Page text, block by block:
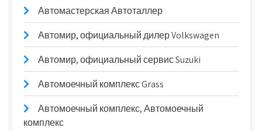
Автомастерская Автоталлер
Автомир, официальный дилер Volkswagen
Автомир, официальный сервис Suzuki
Автомоечный комплекс Grass
Автомоечный комплекс, Автомоечный
комплекс